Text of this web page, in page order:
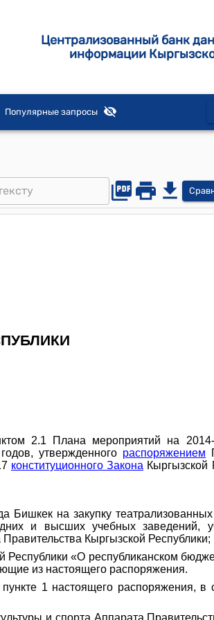
Централизованный банк
информации
Популярные запросы